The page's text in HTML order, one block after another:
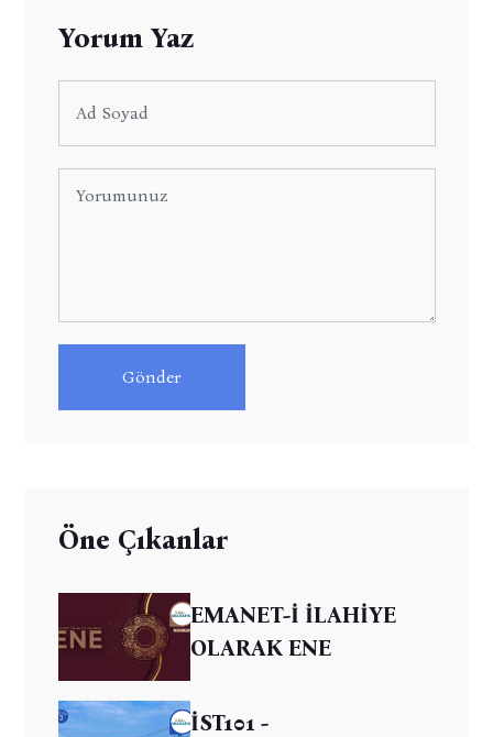
Yorum Yaz
Gönder
Öne Çıkanlar
EMANET-İ İLAHİYE
OLARAK ENE
İST101 -